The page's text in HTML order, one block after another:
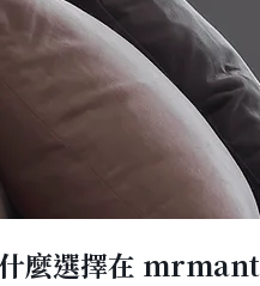
麼選擇在